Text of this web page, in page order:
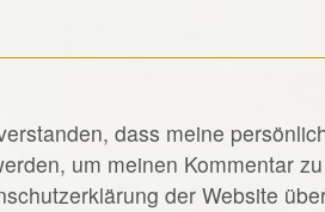
dass meine
um meinen Kommentar
der Website